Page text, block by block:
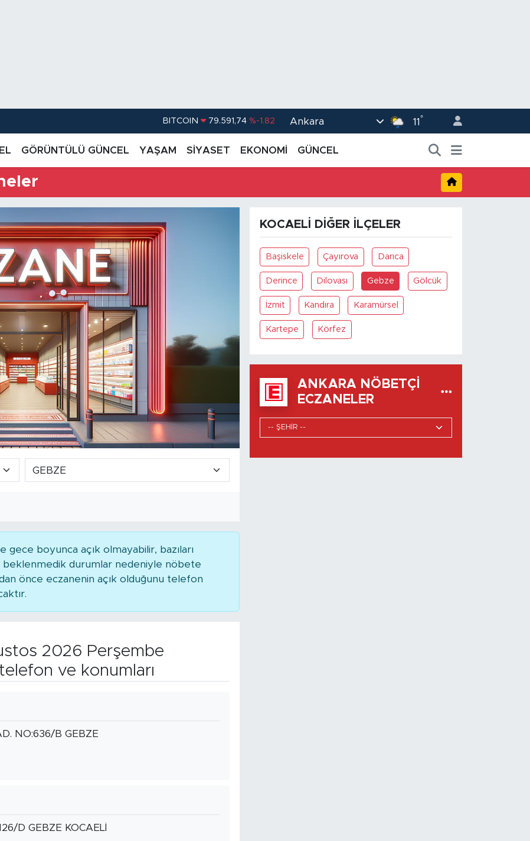
BITCOIN 79.591,74 %-1.82
G.ALTIN 6862,09000
%0
Ankara 11 °
GÖRÜNTÜLÜ GÜNCEL YAŞAM SİYASET EKONOMİ GÜNCEL
gece boyunca açık olmayabilir, bazıları
beklenmedik durumlar nedeniyle nöbete
önce eczanenin açık olduğunu telefon
2026 Perşembe
ve konumları
NO:636/B GEBZE
D GEBZE KOCAELİ
KOCAELI DIĞER İLÇELER
Başiskele Çayırova Darıca
Derince Dilovası Gebze Gölcük
İzmit Kandıra Karamürsel
Kartepe Körfez
ANKARA NÖBETÇI
ECZANELER